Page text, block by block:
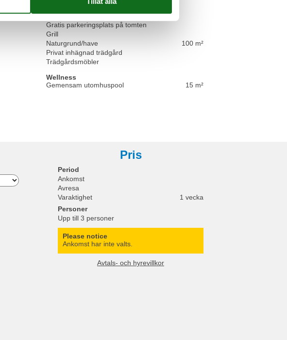
Gratis parkeringsplats på tomten
Grill
Naturgrund/have
100 m²
Privat inhägnad trädgård
Trädgårdsmöbler
Wellness
Gemensam utomhuspool
15 m²
Pris
Period
Ankomst
Avresa
Varaktighet
1 vecka
Personer
Upp till 3 personer
Please notice
Ankomst har inte valts.
Avtals- och hyrevillkor